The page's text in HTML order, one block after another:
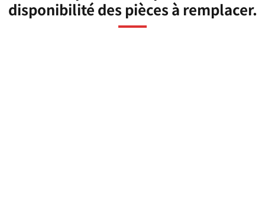
disponibilité des pièces à remplacer.